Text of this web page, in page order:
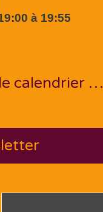
à 19:55
calendrier …